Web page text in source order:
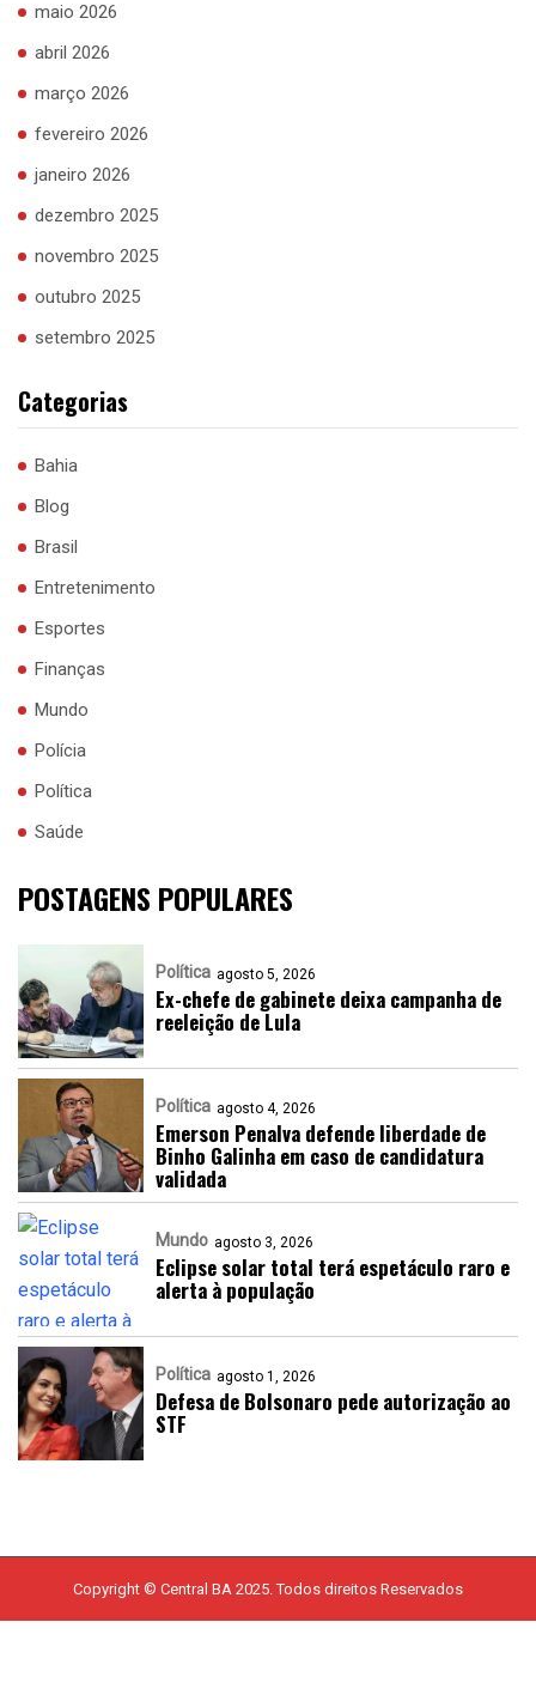
maio 2026
abril 2026
março 2026
fevereiro 2026
janeiro 2026
dezembro 2025
novembro 2025
outubro 2025
setembro 2025
Categorias
Bahia
Blog
Brasil
Entretenimento
Esportes
Finanças
Mundo
Polícia
Política
Saúde
POSTAGENS POPULARES
Política agosto 5, 2026
Ex-chefe de gabinete deixa campanha de
reeleição de Lula
Política agosto 4, 2026
Emerson Penalva defende liberdade de
Binho Galinha em caso de candidatura
validada
Mundo agosto 3, 2026
Eclipse solar total terá espetáculo raro e
alerta à população
Política agosto 1, 2026
Defesa de Bolsonaro pede autorização ao
STF
Copyright © Central BA 2025. Todos direitos Reservados